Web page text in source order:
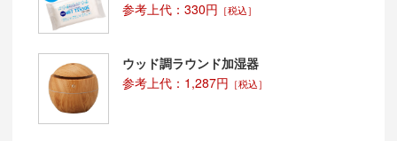
参考上代：330円 ［税込］
ウッド調ラウンド加湿器
参考上代：1,287円 ［税込］